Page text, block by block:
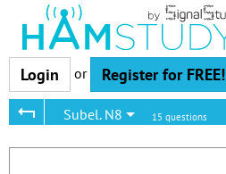
Login or Register for FREE!
Subel. N8 15 questions